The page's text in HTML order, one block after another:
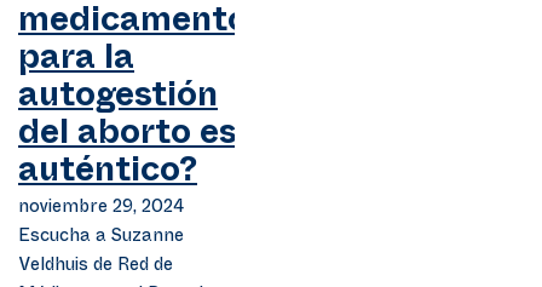
medicamento
para la
autogestión
del aborto es
auténtico?
noviembre 29, 2024
Escucha a Suzanne
Veldhuis de Red de